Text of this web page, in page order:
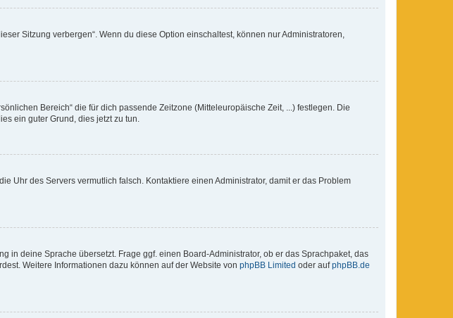
Sitzung verbergen“. Wenn du diese Option einschaltest, können nur Administratoren,
Bereich“ die für dich passende Zeitzone (Mitteleuropäische Zeit, ...) festlegen. Die
ein guter Grund, dies jetzt zu tun.
Uhr des Servers vermutlich falsch. Kontaktiere einen Administrator, damit er das Problem
deine Sprache übersetzt. Frage ggf. einen Board-Administrator, ob er das Sprachpaket, das
Weitere Informationen dazu können auf der Website von phpBB Limited oder aufphpBB.de